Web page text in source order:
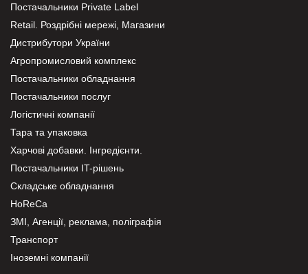
Постачальники Private Label
Retail. Роздрібні мережі, Магазини
Дистрибутори України
Агропромисловий комплекс
Постачальники обладнання
Постачальники послуг
Логістичні компанії
Тара та упаковка
Харчові добавки. Інгредієнти.
Постачальники IT-рішень
Складське обладнання
HoReCa
ЗМІ, Агенції, реклама, поліграфія
Транспорт
Іноземні компанії